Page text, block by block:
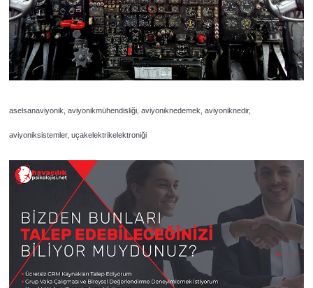
aselsanaviyonik, aviyonikmühendisliği, aviyoniknedemek, aviyoniknedir,
aviyoniksistemler, uçakelektrikelektroniği